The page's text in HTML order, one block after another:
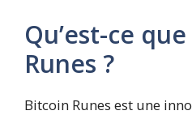
Qu’est-ce
Runes ?
Bitcoin Runes est une